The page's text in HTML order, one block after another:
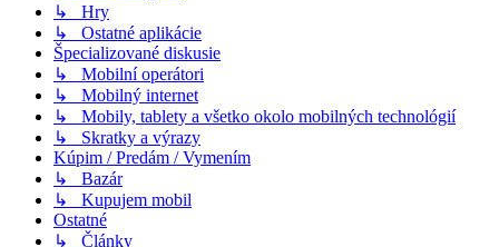
↳ Hry
↳ Ostatné aplikácie
Špecializované diskusie
↳ Mobilní operátori
↳ Mobilný internet
↳ Mobily, tablety a všetko okolo mobilných technológií
↳ Skratky a výrazy
Kúpim / Predám / Vymením
↳ Bazár
↳ Kupujem mobil
Ostatné
↳ Články